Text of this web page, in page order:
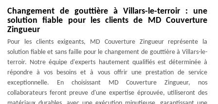
Changement de gouttière à Villars-le-terroir : une
solution fiable pour les clients de MD Couverture
Zingueur
Pour les clients exigeants, MD Couverture Zingueur représente la
solution fiable et sans faille pour le changement de gouttière à Villars-le-
terroir. Notre équipe d'experts hautement qualifiés est déterminée à
répondre à vos besoins et à vous offrir une prestation de service
exceptionnelle. En choisissant MD Couverture Zingueur, nos
collaborateurs feront preuve d'une expertise éprouvée, utiliseront des